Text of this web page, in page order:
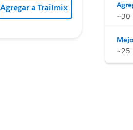
Agregar a Trailmix
~30
~25